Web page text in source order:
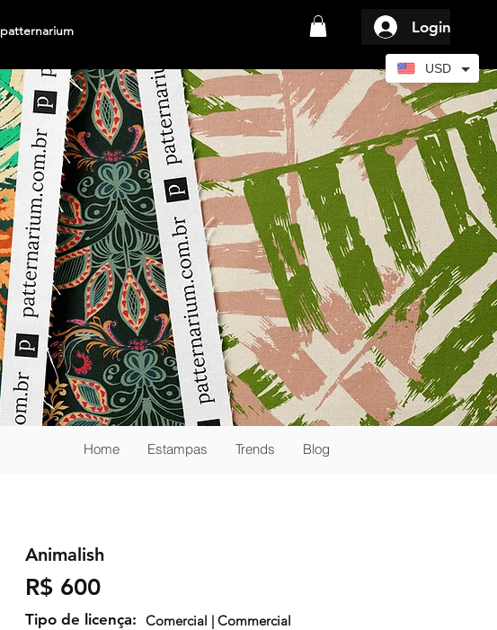
patternarium Login
Home Estampas Trends
Blog
Animalish
R$ 600
Tipo de licença: Comercial | Commercial
USD